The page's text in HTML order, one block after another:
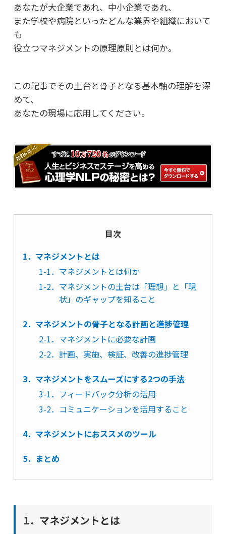
あなたが大企業であれ、中小企業であれ、
また学校や病院といったどんな業界や組織において
も
役立つマネジメントの原理原則とは何か。
この記事でその土台と骨子となる基本軸の理解を深
めて、
あなたの現場に応用してください。
目次
1．マネジメントとは
1-1．マネジメントとは何か
1-2．マネジメントの土台は「理想」と「現
状」のギャップを知ること
2．マネジメントの骨子となる計画と進捗管理
2-1．マネジメントに必要な計画
2-2．計画、実施、検証、改善の進捗管理
3．マネジメントをスムーズにする2つの手法
3-1．フィードバック分析の活用
3-2．コミュニケーションを活用すること
4．マネジメントにおススメのツール
5．まとめ
1．マネジメントとは